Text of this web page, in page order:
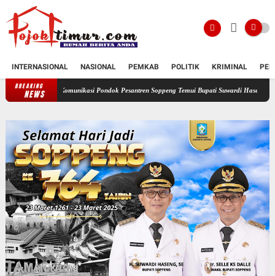
INTERNASIONAL NASIONAL PEMKAB POLITIK KRIMINAL
BREAKING
NEWS
Komunikasi Pondok Pesantren Soppeng Temui Bupati Suwardi Haseng Serahkan